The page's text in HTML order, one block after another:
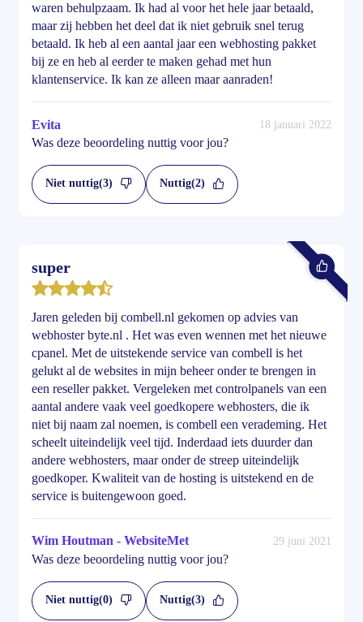
waren behulpzaam. Ik had al voor het hele jaar betaald,
maar zij hebben het deel dat ik niet gebruik snel terug
betaald. Ik heb al een aantal jaar een webhosting pakket
bij ze en heb al eerder te maken gehad met hun
klantenservice. Ik kan ze alleen maar aanraden!
Evita 18 januari 2022
Was deze beoordeling nuttig voor jou?
Niet nuttig(3) Nuttig(2)
super
Jaren geleden bij combell.nl gekomen op advies van
webhoster byte.nl . Het was even wennen met het nieuwe
cpanel. Met de uitstekende service van combell is het
gelukt al de websites in mijn beheer onder te brengen in
een reseller pakket. Vergeleken met controlpanels van een
aantal andere vaak veel goedkopere webhosters, die ik
niet bij naam zal noemen, is combell een verademing. Het
scheelt uiteindelijk veel tijd. Inderdaad iets duurder dan
andere webhosters, maar onder de streep uiteindelijk
goedkoper. Kwaliteit van de hosting is uitstekend en de
service is buitengewoon goed.
Wim Houtman - WebsiteMet 29 juni 2021
Was deze beoordeling nuttig voor jou?
Niet nuttig(0) Nuttig(3)